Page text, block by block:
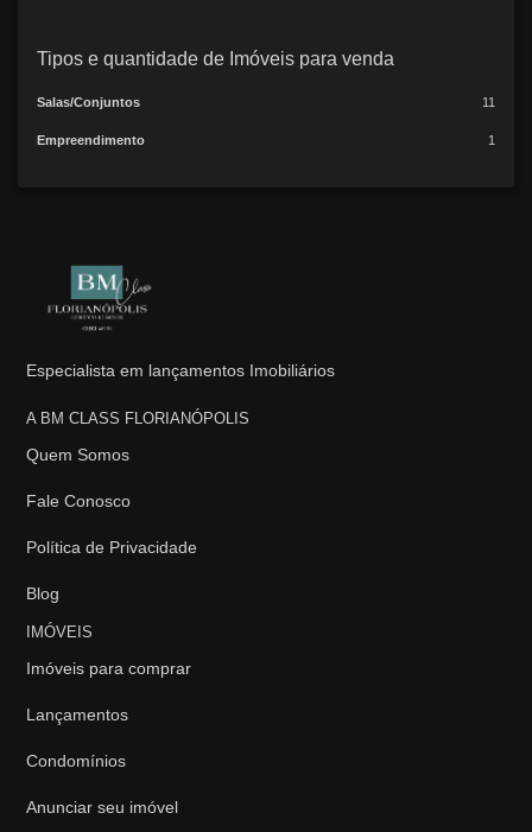
Tipos e quantidade de Imóveis para venda
Salas/Conjuntos 11
Empreendimento 1
Especialista em lançamentos Imobiliários
A BM CLASS FLORIANÓPOLIS
Quem Somos
Fale Conosco
Política de Privacidade
Blog
IMÓVEIS
Imóveis para comprar
Lançamentos
Condomínios
Anunciar seu imóvel